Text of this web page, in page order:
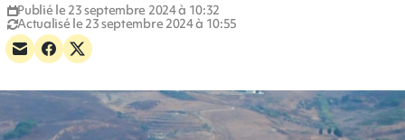
Publié le 23 septembre 2024 à 10:32
Actualisé le 23 septembre 2024 à 10:55